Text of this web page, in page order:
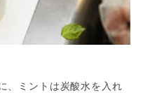
、ミントは炭酸水を入れ